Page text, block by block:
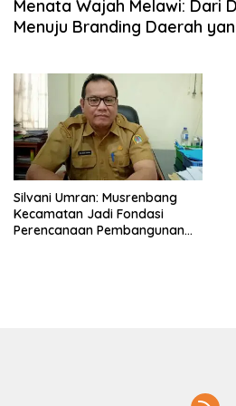
Menata Wajah Melawi: Dari
Menuju Branding Daerah
Silvani Umran: Musrenbang
Kecamatan Jadi Fondasi
Perencanaan Pembangunan